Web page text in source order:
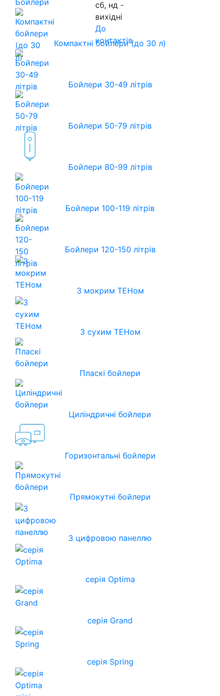
сб, нд -
вихідні
До
контактів
Компактні бойлери (до 30 л)
Бойлери 30-49 літрів
Бойлери 50-79 літрів
Бойлери 80-99 літрів
Бойлери 100-119 літрів
Бойлери 120-150 літрів
З мокрим ТЕНом
З сухим ТЕНом
Пласкі бойлери
Циліндричні бойлери
Горизонтальні бойлери
Прямокутні бойлери
З цифровою панеллю
серія Optima
серія Grand
серія Spring